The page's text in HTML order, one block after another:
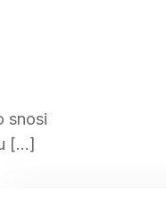
snosi
[…]